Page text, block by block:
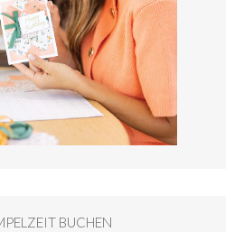
BUCHEN